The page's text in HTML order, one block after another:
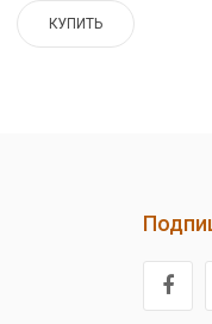
КУПИТЬ